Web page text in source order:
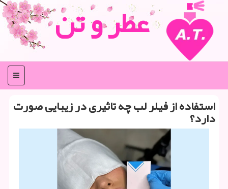
عطر و تن
منو
استفاده از فیلر لب چه تاثیری در زیبایی صورت
دارد؟